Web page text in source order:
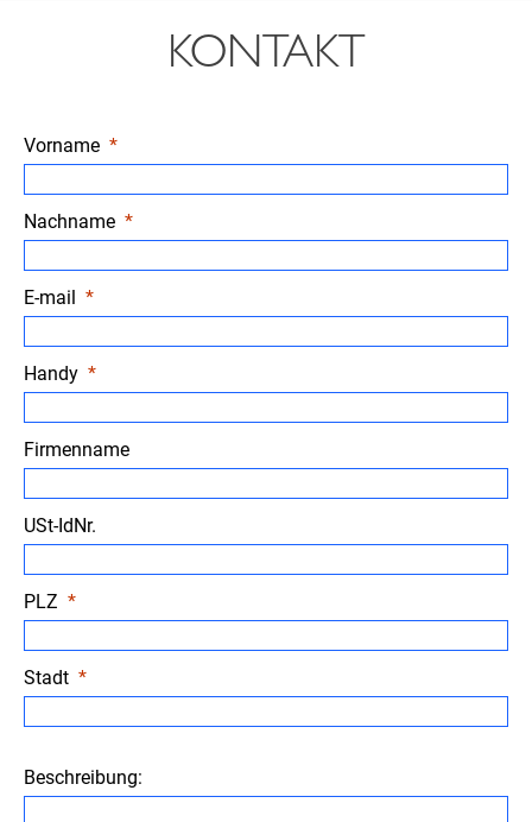
KONTAKT
Vorname
Nachname
E-mail
Handy
Firmenname
USt-IdNr.
PLZ
Stadt
Beschreibung: